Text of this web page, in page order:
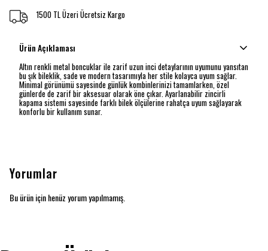
1500 TL Üzeri Ücretsiz Kargo
Ürün Açıklaması
Altın renkli metal boncuklar ile zarif uzun inci detaylarının uyumunu yansıtan
bu şık bileklik, sade ve modern tasarımıyla her stile kolayca uyum sağlar.
Minimal görünümü sayesinde günlük kombinlerinizi tamamlarken, özel
günlerde de zarif bir aksesuar olarak öne çıkar. Ayarlanabilir zincirli
kapama sistemi sayesinde farklı bilek ölçülerine rahatça uyum sağlayarak
konforlu bir kullanım sunar.
Yorumlar
Bu ürün için henüz yorum yapılmamış.